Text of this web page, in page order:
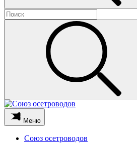
Меню
Союз осетроводов